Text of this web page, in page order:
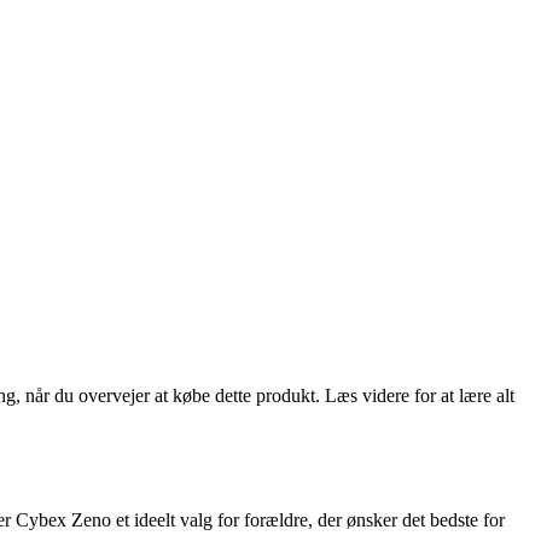
når du overvejer at købe dette produkt. Læs videre for at lære alt
Cybex Zeno et ideelt valg for forældre, der ønsker det bedste for